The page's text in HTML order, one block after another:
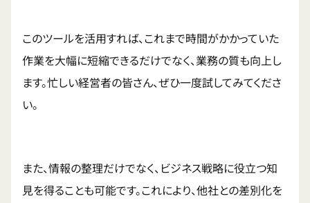
このツールを活用すれば、これまで時間がかかっていた
作業を大幅に短縮できるだけでなく、業務の質も向上し
ます。忙しい経営者の皆さん、ぜひ一度試してみてくださ
い。
また、情報の整理だけでなく、ビジネス戦略に役立つ知
見を得ることも可能です。これにより、他社との差別化を